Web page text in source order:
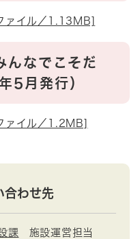
ァイル／1.13MB]
んなでこそだ
5月発行）
ァイル／1.2MB]
合わせ先
課 施設運営担当